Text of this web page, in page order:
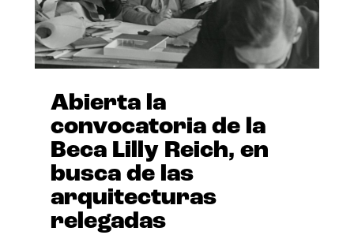
Abierta la
convocatoria de la
Beca Lilly Reich, en
busca de las
arquitecturas
relegadas